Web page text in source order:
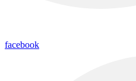
facebook